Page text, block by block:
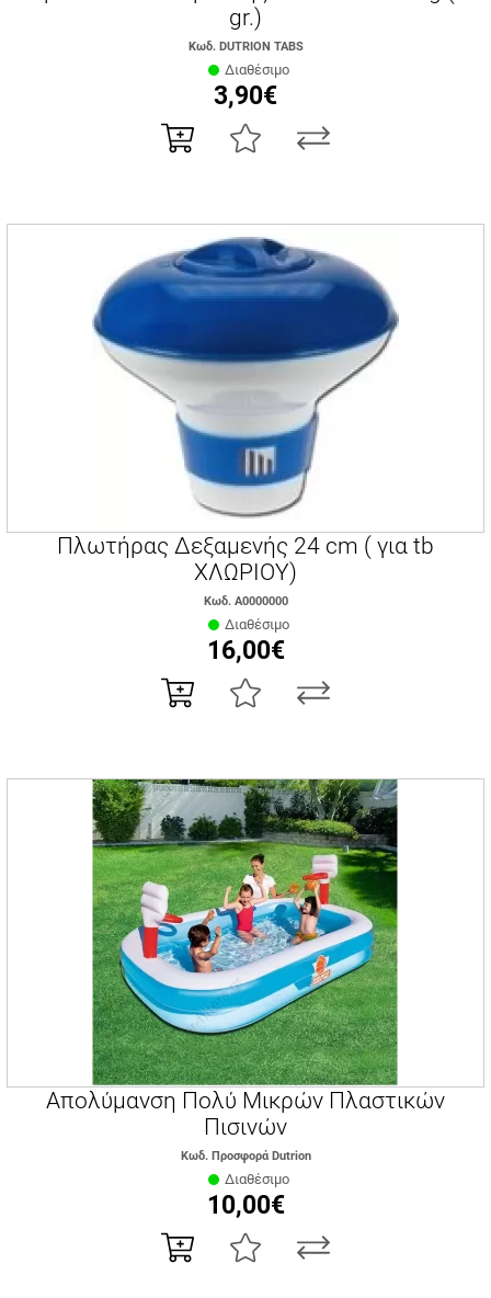
gr.)
Κωδ. DUTRION TABS
Διαθέσιμο
3,90€
Πλωτήρας Δεξαμενής 24 cm ( για tb
ΧΛΩΡΙΟΥ)
Κωδ. Α0000000
Διαθέσιμο
16,00€
Απολύμανση Πολύ Μικρών Πλαστικών
Πισινών
Κωδ. Προσφορά Dutrion
Διαθέσιμο
10,00€